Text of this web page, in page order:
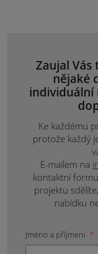
Zaujal
nějaké
individuální
Ke každému
protože každý
E-mailem na
kontaktní
projektu
nabídku
Jméno a příjmení *